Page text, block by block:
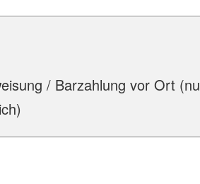
/ Barzahlung vor Ort